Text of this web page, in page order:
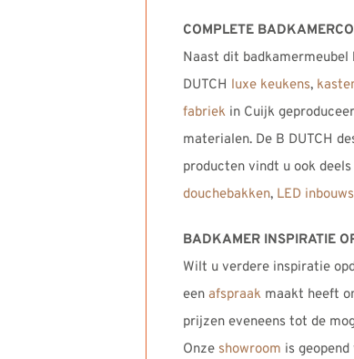
COMPLETE
Naast dit
DUTCH luxe keukens,
fabriek in Cuijk
materialen. De B DUTCH
producten vindt u ook
douchebakken, LED
BADKAMER INSPIRATIE
Wilt u verdere inspiratie
een afspraak maakt heeft
prijzen eveneens tot de
Onze showroom is